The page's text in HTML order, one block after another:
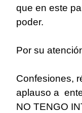
que en este
poder.
Por su
Confesiones,
aplauso a
NO TENGO